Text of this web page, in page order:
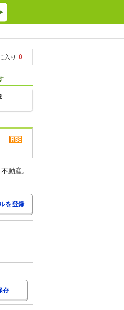
入り 0
動産。
存